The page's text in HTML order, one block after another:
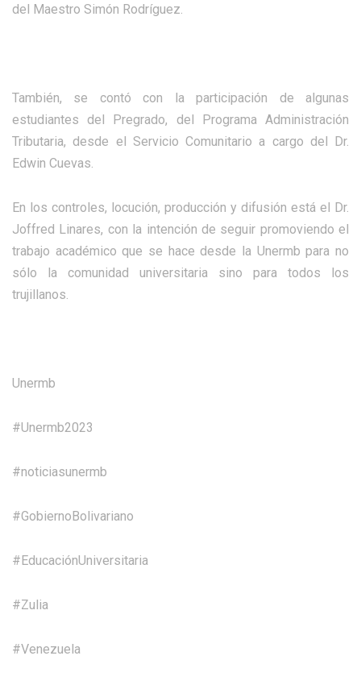
del Maestro Simón Rodríguez.
También, se contó con la participación de algunas
estudiantes del Pregrado, del Programa Administración
Tributaria, desde el Servicio Comunitario a cargo del Dr.
Edwin Cuevas.
En los controles, locución, producción y difusión está el Dr.
Joffred Linares, con la intención de seguir promoviendo el
trabajo académico que se hace desde la Unermb para no
sólo la comunidad universitaria sino para todos los
trujillanos.
Unermb
#Unermb2023
#noticiasunermb
#GobiernoBolivariano
#EducaciónUniversitaria
#Zulia
#Venezuela